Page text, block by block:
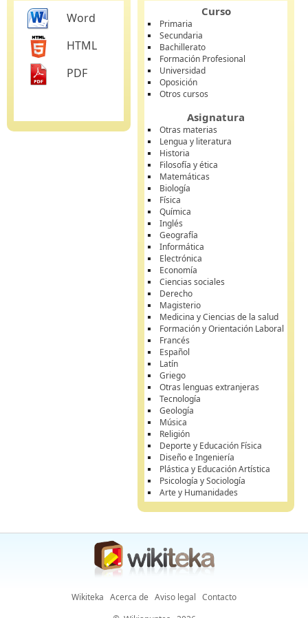
Word
HTML
PDF
Curso
Primaria
Secundaria
Bachillerato
Formación Profesional
Universidad
Oposición
Otros cursos
Asignatura
Otras materias
Lengua y literatura
Historia
Filosofía y ética
Matemáticas
Biología
Física
Química
Inglés
Geografía
Informática
Electrónica
Economía
Ciencias sociales
Derecho
Magisterio
Medicina y Ciencias de la salud
Formación y Orientación Laboral
Francés
Español
Latín
Griego
Otras lenguas extranjeras
Tecnología
Geología
Música
Religión
Deporte y Educación Física
Diseño e Ingeniería
Plástica y Educación Artística
Psicología y Sociología
Arte y Humanidades
Wikiteka Acerca de Aviso legal Contacto